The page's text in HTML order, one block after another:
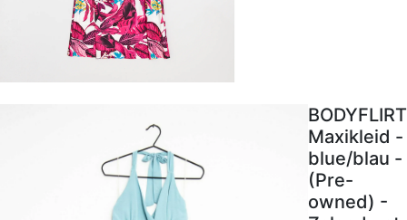
BODYFLIRT
Maxikleid -
blue/blau -
(Pre-
owned) -